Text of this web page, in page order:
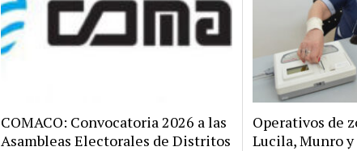
COMACO: Convocatoria 2026 a las
Asambleas Electorales de Distritos
Operativos de
Lucila, Munro